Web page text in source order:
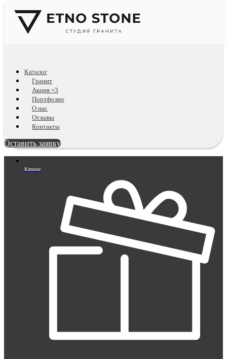
Каталог
Гранит
Акция +3
Портфолио
О нас
Отзывы
Контакты
Оставить заявку
Каталог